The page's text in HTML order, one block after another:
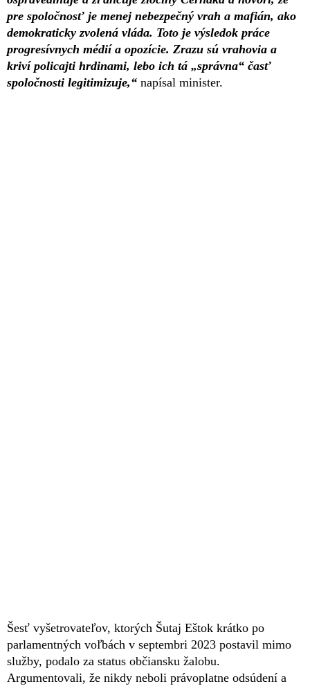
pre spoločnosť je menej nebezpečný vrah a mafián, ako
demokraticky zvolená vláda. Toto je výsledok práce
progresívnych médií a opozície. Zrazu sú vrahovia a
kriví policajti hrdinami, lebo ich tá „správna“ časť
spoločnosti legitimizuje,“ napísal minister.
Šesť vyšetrovateľov, ktorých Šutaj Eštok krátko po
parlamentných voľbách v septembri 2023 postavil mimo
služby, podalo za status občiansku žalobu.
Argumentovali, že nikdy neboli právoplatne odsúdení a